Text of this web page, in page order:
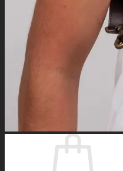
Geldgürtel
Leder
Kellnertasche
Adressanhänger